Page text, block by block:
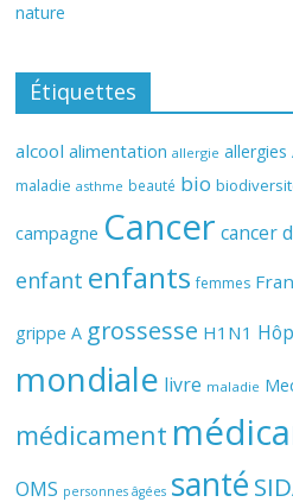
nature
Étiquettes
alcool alimentation allergie allergies
maladie asthme beauté bio
campagne Cancer cancer
enfant enfants femmes
grippe A grossesse H1N1
mondiale livre maladie
médicament
OMS personnes âgées santé